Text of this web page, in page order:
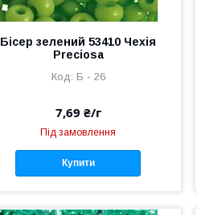
Бісер зелений 53410 Чехія
Preciosa
Б - 26
7,69 ₴/г
Під замовлення
Купити